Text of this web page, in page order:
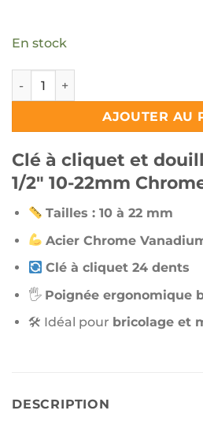
En stock
quantité de Clé à cliquet et
AJOUTER AU
Clé à cliquet et
1/2″ 10-22mm
Tailles : 10 à 22 mm
Acier Chrome
Clé à cliquet 24 dents
🖐 Poignée ergonomique
🛠 Idéal pour bricolage et
DESCRIPTION